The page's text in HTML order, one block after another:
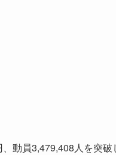
動員3,479,408人を突